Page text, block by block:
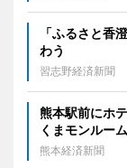
「ふるさと
わう
習志野経済新聞
熊本駅前にホ
くまモンルー
熊本経済新聞